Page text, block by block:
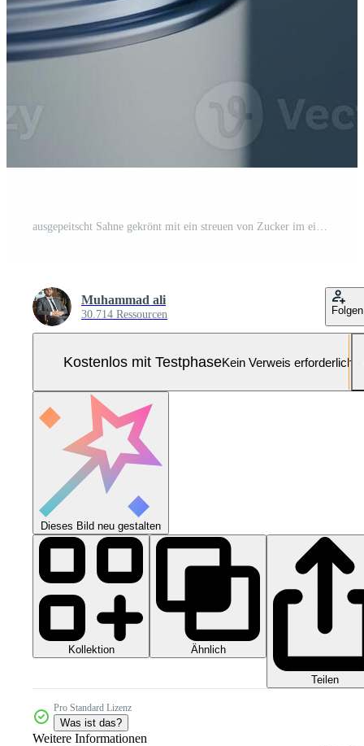
ausgepeitscht Sahne gekrönt mit ein streuen von Zucker im ein Silber Container gegen ein Blau Hintergrund Pro Foto
Muhammad ali
30.714 Ressourcen Folgen
Kostenlos mit TestphaseKein Verweis erforderlich
Dieses Bild neu gestalten
Kollektion Ähnlich
Teilen
Pro Standard Lizenz
Was ist das?
Weitere Informationen